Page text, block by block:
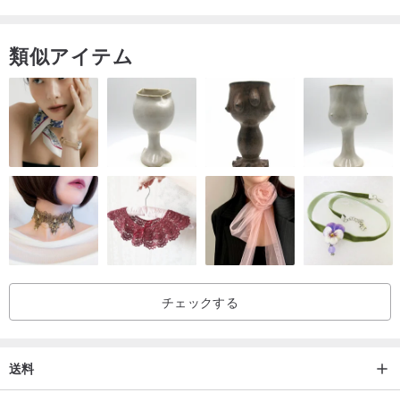
これは私がデザインして自分で作ったTシャツで、サイズと色はカ
スタマイズできません.綿100%で通気性抜群。
類似アイテム
チェックする
送料